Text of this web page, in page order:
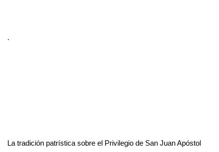
.
La tradición patrística sobre el Privilegio de San Juan Apóstol